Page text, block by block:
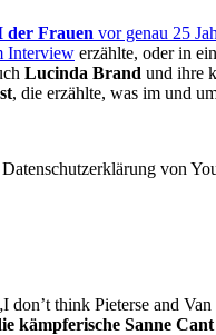
der Frauen vor genau 25
Interview erzählte, oder in
Lucinda Brand und ihre
, die erzählte, was im und
von
don’t think Pieterse and
kämpferische Sanne Cant